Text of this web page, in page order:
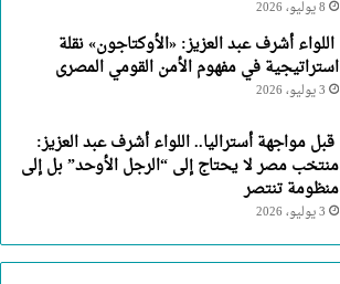
8 يوليو، 2026
اللواء أشرف عبد العزيز: «الأوكتاجون» نقلة
استراتيجية في مفهوم الأمن القومي المصرى
3 يوليو، 2026
قبل مواجهة أستراليا.. اللواء أشرف عبد العزيز:
منتخب مصر لا يحتاج إلى “الرجل الأوحد” بل إلى
منظومة تنتصر
3 يوليو، 2026